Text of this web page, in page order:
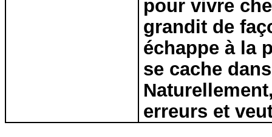
pour vivre
grandit de
échappe à la
se cache
erreurs et